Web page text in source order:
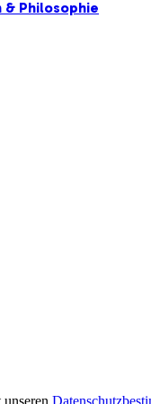
Philosophie